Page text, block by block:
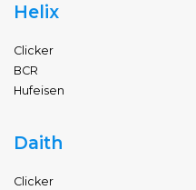
Helix
Clicker
BCR
Hufeisen
Daith
Clicker